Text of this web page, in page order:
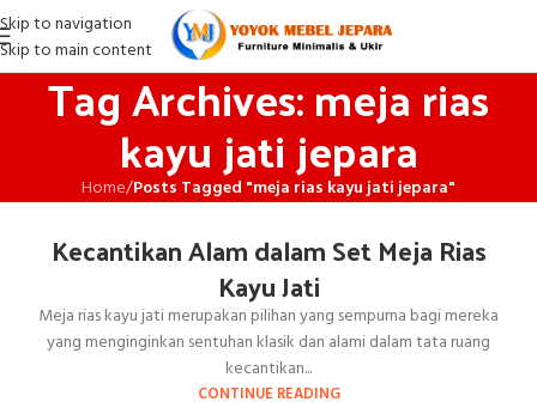
Skip to navigation
Skip to main content
Tag Archives: meja rias
kayu jati jepara
Home/Posts Tagged "meja rias kayu jati jepara"
Kecantikan Alam dalam Set Meja Rias
Kayu Jati
Meja rias kayu jati merupakan pilihan yang sempurna bagi mereka
yang menginginkan sentuhan klasik dan alami dalam tata ruang
kecantikan...
CONTINUE READING